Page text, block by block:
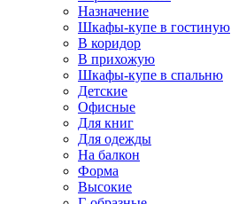
Назначение
Шкафы-купе в гостиную
В коридор
В прихожую
Шкафы-купе в спальню
Детские
Офисные
Для книг
Для одежды
На балкон
Форма
Высокие